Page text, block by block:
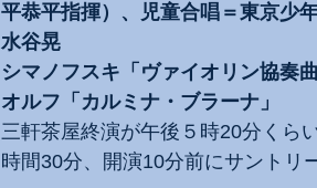
平恭平指揮）、児童合唱＝東京少
水谷晃
シマノフスキ「ヴァイオリン協奏曲
オルフ「カルミナ・ブラーナ」
三軒茶屋終演が午後５時20分くら
時間30分、開演10分前にサントリ